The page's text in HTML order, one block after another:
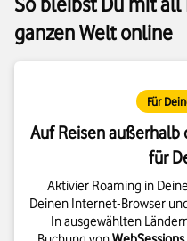
ganzen Welt online
Für
Auf Reisen außerhalb
für
Aktivier Roaming in
Deinen Internet-Browser
In ausgewählten